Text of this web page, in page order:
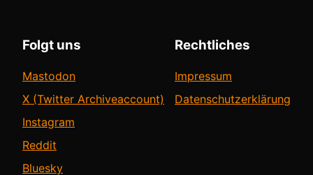
Folgt uns
Mastodon
X (Twitter Archiveaccount)
Instagram
Reddit
Bluesky
Rechtliches
Impressum
Datenschutzerklärung